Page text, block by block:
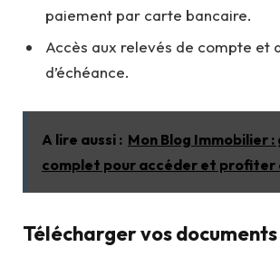
paiement par carte bancaire.
Accès aux relevés de compte et
d’échéance.
A lire aussi : Mon Blog Immobilier :
complet pour accéder et profiter
Télécharger vos documents